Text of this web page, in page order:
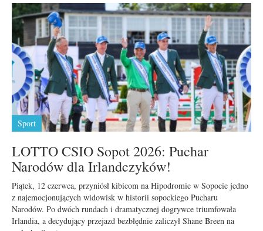
Sport
LOTTO CSIO Sopot 2026: Puchar
Narodów dla Irlandczyków!
Piątek, 12 czerwca, przyniósł kibicom na Hipodromie w Sopocie jedno
z najemocjonujących widowisk w historii sopockiego Pucharu
Narodów. Po dwóch rundach i dramatycznej dogrywce triumfowała
Irlandia, a decydujący przejazd bezbłędnie zaliczył Shane Breen na